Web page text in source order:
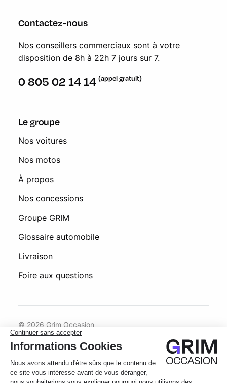
Contactez-nous
Nos conseillers commerciaux sont à votre
disposition de 8h à 22h 7 jours sur 7.
0 805 02 14 14 (appel gratuit)
Le groupe
Nos voitures
Nos motos
À propos
Nos concessions
Groupe GRIM
Glossaire automobile
Livraison
Foire aux questions
© 2026 Grim Occasion
Conditions générales d’utilisation
Politique de confidentialité